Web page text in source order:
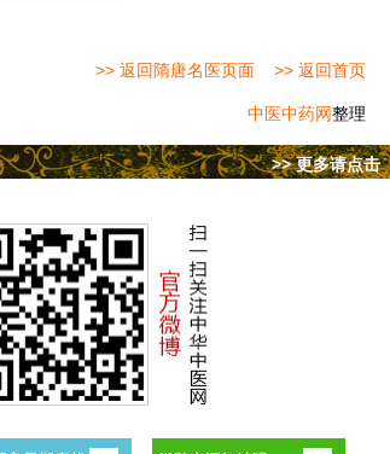
>> 返回隋唐名医页面 >> 返回首页
中医中药网整理
>> 更多请点击